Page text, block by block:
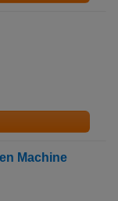
Machine